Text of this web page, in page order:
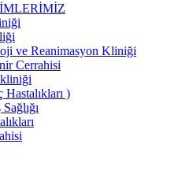
ve Reanimasyon Kliniği
Cerrahisi
)